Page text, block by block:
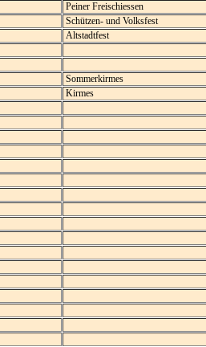
Peiner Freischiessen
Schützen- und Volksfest
Altstadtfest
Sommerkirmes
Kirmes